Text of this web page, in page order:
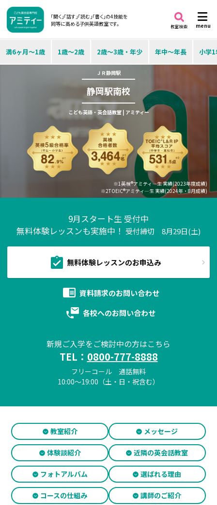
「聞く」「話す」「読む」「書く」の4技能を
同等に高める子供英語教室です。
menu
教室検索
満6ヶ月～1歳 1歳～2歳 2歳～3歳・年少 年中～年長 小学
ＪＲ静岡駅
静岡駅南校
こども英語・英会話教室 | アミティー
※1英検®アミティ―生 実績(2023年度成績)
※2TOEIC®アミティ―生 実績(2024年・8月成績)
9月スタート生 受付中
無料体験レッスンも実施中！ 受付締切 8月29日(土)
無料体験レッスンのお申込み
資料請求のお問い合わせ
各校へのお問い合わせ
新規ご入学をご検討中の方はこちら
TEL： 0800-777-8888
フリーコール 通話無料
10:00～19:00（土・日・祝含む）
教室紹介 メッセージ
体験談紹介 近隣の英会話教室
フォトアルバム 選ばれる理由
コースの仕組み 講師のご紹介